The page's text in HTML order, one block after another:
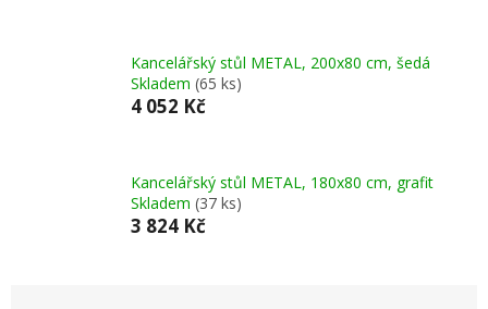
Kancelářský stůl METAL, 200x80 cm, šedá
Skladem (65 ks)
4 052 Kč
Kancelářský stůl METAL, 180x80 cm, grafit
Skladem (37 ks)
3 824 Kč